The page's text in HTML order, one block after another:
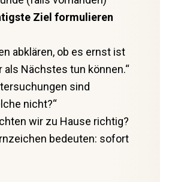
Ziel formulieren
abklären, ob es ernst ist
als Nächstes tun können.“
sind
nicht?“
wir zu Hause richtig?
bedeuten: sofort